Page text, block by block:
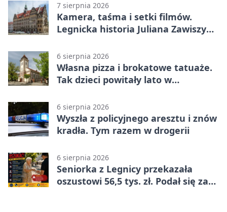
7 sierpnia 2026
Kamera, taśma i setki filmów.
Legnicka historia Juliana Zawiszy
6 sierpnia 2026
Własna pizza i brokatowe tatuaże.
Tak dzieci powitały lato w
6 sierpnia 2026
Wyszła z policyjnego aresztu i znów
kradła. Tym razem w drogerii
6 sierpnia 2026
Seniorka z Legnicy przekazała
oszustowi 56,5 tys. zł. Podał się za